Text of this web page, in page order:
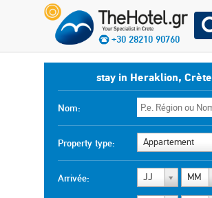
+30 28210 90760
stay in Heraklion, Crète
Nom:
Property type: Appartement
Arrivée: JJ MM